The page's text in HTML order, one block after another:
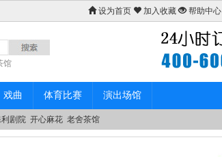
设为首页 加入收藏 帮助中心
馆
戏曲 体育比赛 演出场馆
剧院 开心麻花 老舍茶馆